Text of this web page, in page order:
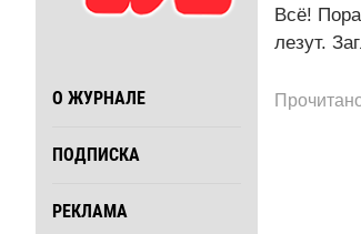
О ЖУРНАЛЕ
ПОДПИСКА
РЕКЛАМА
Всё!
лезут.